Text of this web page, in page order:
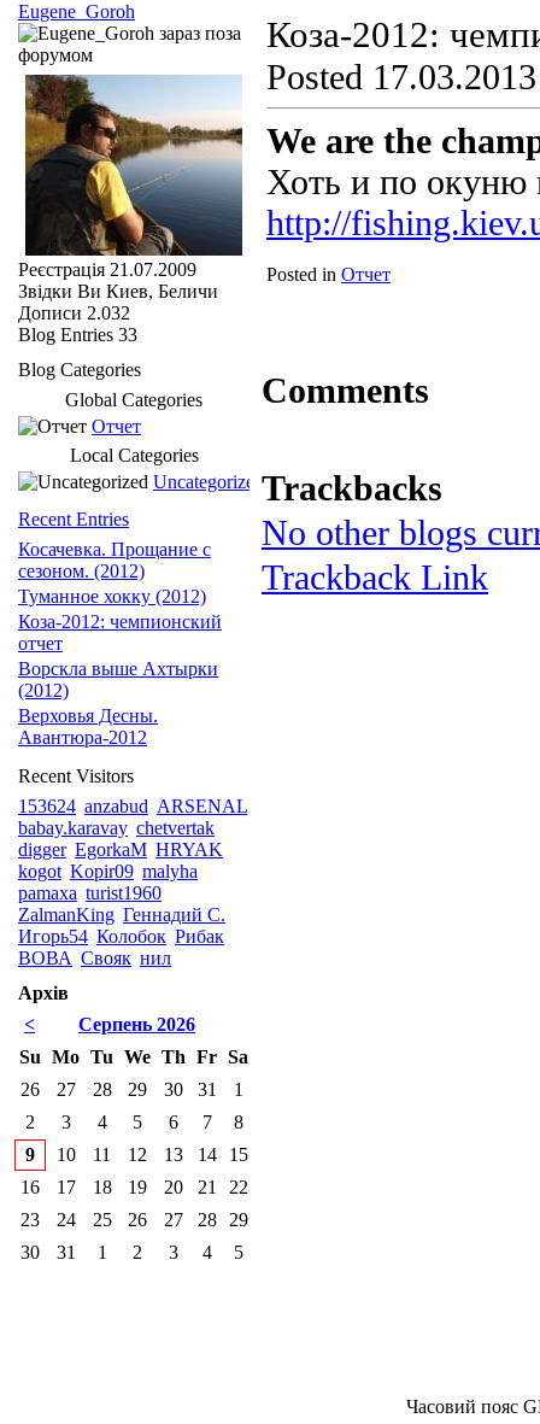
Коза-2012:
Posted
We are the
Хоть и по окуню
http://
Posted in Отчет
Comments
Trackbacks
No other blogs
Trackback Link
Eugene_Goroh
Реєстрація 21.07.2009
Звідки Ви Киев, Беличи
Дописи 2.032
Blog Entries 33
Blog Categories
Global Categories
Отчет
Local Categories
Uncategorized
Recent Entries
Косачевка. Прощание с
сезоном. (2012)
Туманное хокку (2012)
Коза-2012: чемпионский
отчет
Ворскла выше Ахтырки
(2012)
Верховья Десны.
Авантюра-2012
Recent Visitors
153624 anzabud ARSENAL
babay.karavay chetvertak
digger EgorkaM HRYAK
kogot Kopir09 malyha
pamaxa turist1960
ZalmanKing Геннадий С.
Игорь54 Колобок Рибак
ВОВА Свояк нил
Архів
<
Серпень 2026
Su Mo Tu We Th Fr Sa
26
27 28 29 30 31
1
2
3 4 5 6 7
8
9
10 11 12 13 14
15
16
17 18 19 20 21
22
23
24 25 26 27 28
29
30
31 1 2 3 4 5
Часовий пояс